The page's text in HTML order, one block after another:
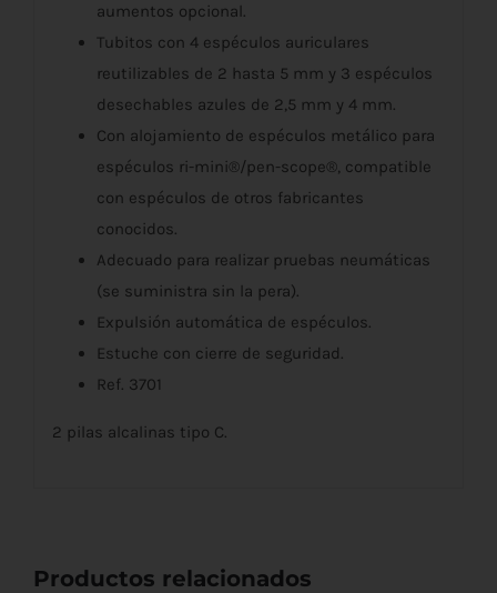
aumentos opcional.
Tubitos con 4 espéculos auriculares
reutilizables de 2 hasta 5 mm y 3 espéculos
desechables azules de 2,5 mm y 4 mm.
Con alojamiento de espéculos metálico para
espéculos ri-mini®/pen-scope®, compatible
con espéculos de otros fabricantes
conocidos.
Adecuado para realizar pruebas neumáticas
(se suministra sin la pera).
Expulsión automática de espéculos.
Estuche con cierre de seguridad.
Ref. 3701
2 pilas alcalinas tipo C.
Productos relacionados